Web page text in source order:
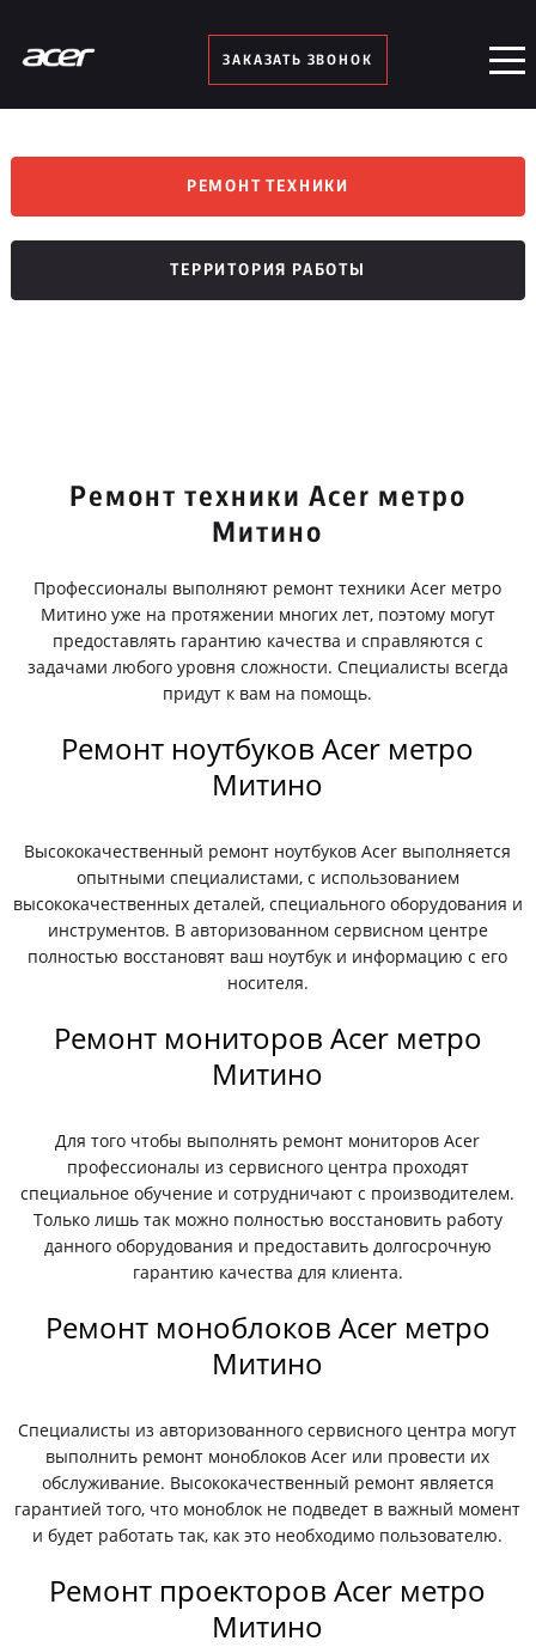
ЗАКАЗАТЬ ЗВОНОК
РЕМОНТ ТЕХНИКИ
ТЕРРИТОРИЯ РАБОТЫ
Ремонт техники Acer метро
Митино
Профессионалы выполняют ремонт техники Acer метро
Митино уже на протяжении многих лет, поэтому могут
предоставлять гарантию качества и справляются с
задачами любого уровня сложности. Специалисты всегда
придут к вам на помощь.
Ремонт ноутбуков Acer метро
Митино
Высококачественный ремонт ноутбуков Acer выполняется
опытными специалистами, с использованием
высококачественных деталей, специального оборудования и
инструментов. В авторизованном сервисном центре
полностью восстановят ваш ноутбук и информацию с его
носителя.
Ремонт мониторов Acer метро
Митино
Для того чтобы выполнять ремонт мониторов Acer
профессионалы из сервисного центра проходят
специальное обучение и сотрудничают с производителем.
Только лишь так можно полностью восстановить работу
данного оборудования и предоставить долгосрочную
гарантию качества для клиента.
Ремонт моноблоков Acer метро
Митино
Специалисты из авторизованного сервисного центра могут
выполнить ремонт моноблоков Acer или провести их
обслуживание. Высококачественный ремонт является
гарантией того, что моноблок не подведет в важный момент
и будет работать так, как это необходимо пользователю.
Ремонт проекторов Acer метро
Митино